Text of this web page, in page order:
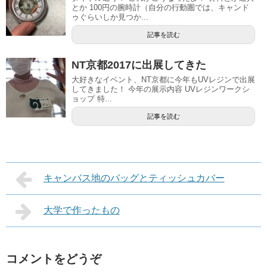
とか 100円の腕時計（自分の行動圏では、キャンド
ゥぐらいしか見つか...
記事を読む
NT京都2017に出展してきた
大好きなイベント、NT京都に今年もUVレジンで出展
してきました！ 今年の展示内容 UVレジンワークシ
ョップ 特...
記事を読む
キャンバス地のバッグとティッシュカバー
大学で作ったもの
コメントをどうぞ